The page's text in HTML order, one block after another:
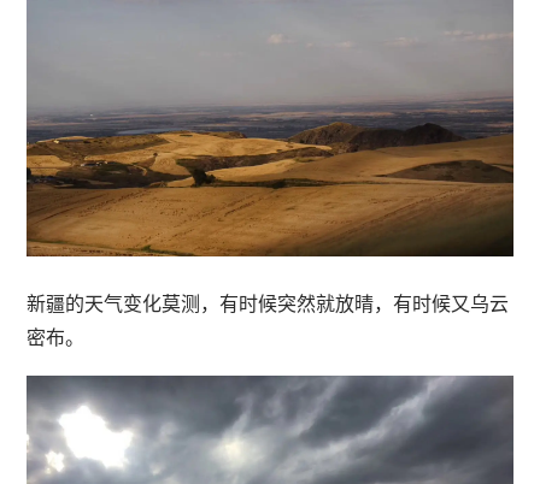
新疆的天气变化莫测，有时候突然就放晴，有时候又乌云
密布。